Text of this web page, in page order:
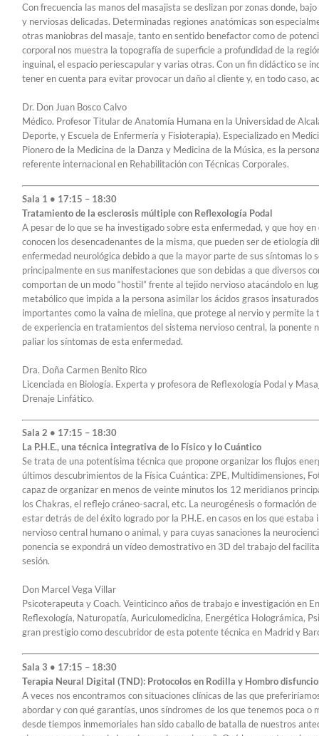
Con frecuencia las manos del masajista se deslizan por zonas donde,
y nerviosas delicadas. Determinadas regiones anatómicas son
otras maniobras del masaje, tanto en sentido benefactor como de
corporal nos muestra la topografía de superficie a profundidad de la
inguinal, el espacio periescapular y varias otras. Con un fin didáctico se
tener en cuenta para evitar provocar un daño al cliente y, en todo caso,
Dr. Don Juan Bosco Calvo
Médico. Profesor Titular de Anatomía Humana en la Universidad de
Deporte, y Escuela de Enfermería y Fisioterapia). Especializado en
Pionero de la Medicina de la Danza y Medicina de la Música, es la
referente internacional en Rehabilitación con Técnicas Corporales.
Sala 1 • 17:15 – 18:30
Tratamiento de la esclerosis múltiple con Reflexología Podal
A pesar de lo que se ha investigado sobre esta enfermedad, y que hoy
conocen los desencadenantes de la misma, que pueden ser de etiología
enfermedad neurológica debido a que la mayor parte de sus síntomas lo
principalmente en sus manifestaciones que son debidas a que diversos
comportan de un modo “hostil” frente al tejido nervioso atacándolo en
metabólico que impida a la persona asimilar los ácidos grasos
importantes como la vaina de mielina, que protege al nervio y permite
de experiencia en tratamientos del sistema nervioso central, la ponente
paliar los síntomas de esta enfermedad.
Dra. Doña Carmen Benito Rico
Licenciada en Biología. Experta y profesora de Reflexología Podal y
Drenaje Linfático.
Sala 2 • 17:15 – 18:30
La P.H.E., una técnica integrativa de lo Físico y lo Cuántico
Se trata de una potentísima técnica que propone organizar los flujos
últimos descubrimientos de la Física Cuántica: ZPE, Multidimensiones,
capaz de organizar en menos de veinte minutos los 12 meridianos
los Chakras, el reflejo cráneo-sacral, etc. La neurogénesis o formación
estar detrás de del éxito logrado por la P.H.E. en casos en los que
nervioso central humano o animal, y para cuyas sanaciones la
ponencia se expondrá un vídeo demostrativo en 3D del trabajo del
sesión.
Don Marcel Vega Villar
Psicoterapeuta y Coach. Veinticinco años de trabajo e investigación en
Reflexología, Naturopatía, Auriculomedicina, Energética Holográmica,
gran prestigio como descubridor de esta potente técnica en Madrid y
Sala 3 • 17:15 – 18:30
Terapia Neural Digital (TND): Protocolos en Rodilla y Hombro
A veces nos encontramos con situaciones clínicas de las que
abordar y con qué garantías, unos síndromes de los que tenemos poca
desde tiempos inmemoriales han sido caballo de batalla de nuestros